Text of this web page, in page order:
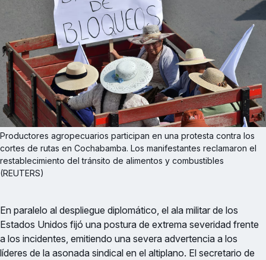
Productores agropecuarios participan en una protesta contra los
cortes de rutas en Cochabamba. Los manifestantes reclamaron el
restablecimiento del tránsito de alimentos y combustibles
(REUTERS)
En paralelo al despliegue diplomático, el ala militar de los
Estados Unidos fijó una postura de extrema severidad frente
a los incidentes, emitiendo una severa advertencia a los
líderes de la asonada sindical en el altiplano. El secretario de